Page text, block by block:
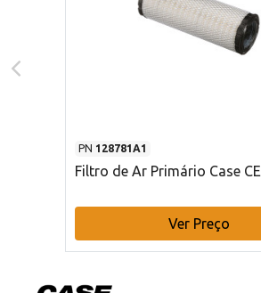
PN 128781A1
Filtro de Ar Primário Case CE
Ver Preço